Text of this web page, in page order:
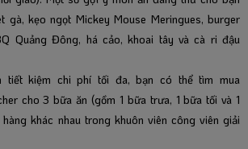
gà, kẹo ngọt Mickey Mouse Meringues, burger
Quảng Đông, há cảo, khoai tây và cà ri đậu
tiết kiệm chi phí tối đa, bạn có thể tìm mua
cho 3 bữa ăn (gồm 1 bữa trưa, 1 bữa tối và 1
khác nhau trong khuôn viên công viên giải